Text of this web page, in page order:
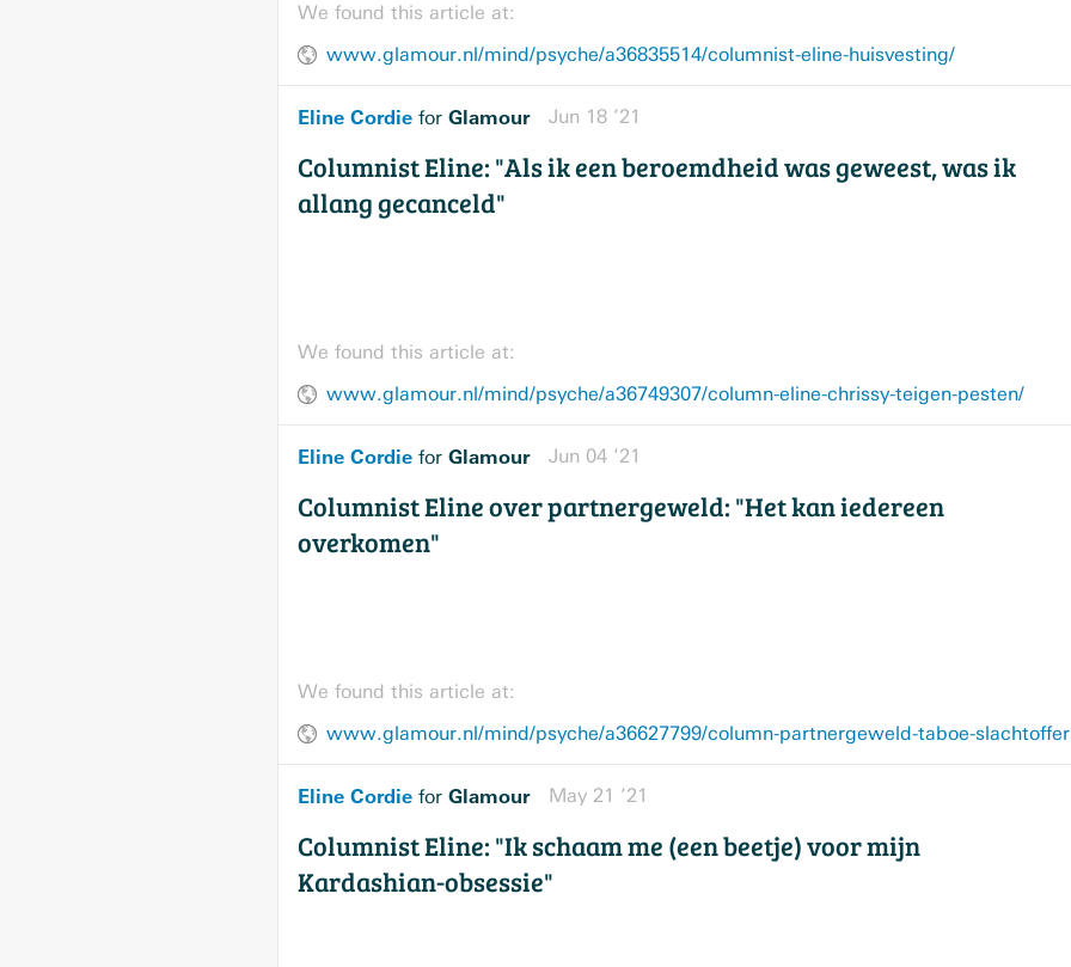
We found this article at:
www.glamour.nl/mind/psyche/a36835514/columnist-eline-huisvesting/
Eline Cordie for Glamour Jun 18 ’21
Columnist Eline: "Als ik een beroemdheid was geweest, was ik
allang gecanceld"
We found this article at:
www.glamour.nl/mind/psyche/a36749307/column-eline-chrissy-teigen-pesten/
Eline Cordie for Glamour Jun 04 ’21
Columnist Eline over partnergeweld: "Het kan iedereen
overkomen"
We found this article at:
www.glamour.nl/mind/psyche/a36627799/column-partnergeweld-taboe-
Eline Cordie for Glamour May 21 ’21
Columnist Eline: "Ik schaam me (een beetje) voor mijn
Kardashian-obsessie"